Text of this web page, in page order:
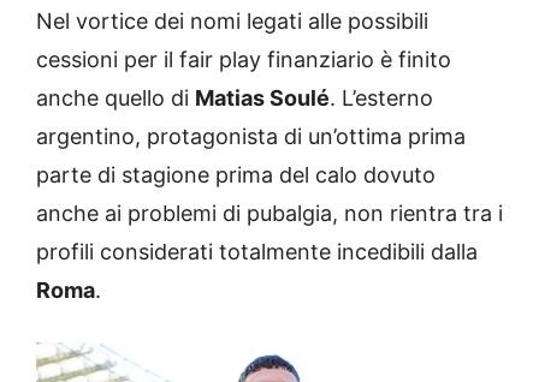
Nel vortice dei nomi legati alle possibili
cessioni per il fair play finanziario è finito
anche quello di Matias Soulé. L’esterno
argentino, protagonista di un’ottima prima
parte di stagione prima del calo dovuto
anche ai problemi di pubalgia, non rientra tra i
profili considerati totalmente incedibili dalla
Roma.